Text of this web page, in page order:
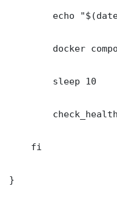
echo
docker
        sleep 10
    fi
}